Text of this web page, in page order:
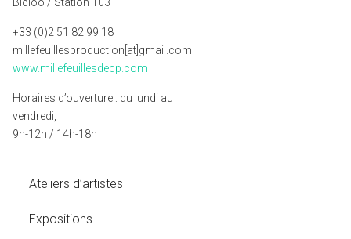
Bicloo / Station 103
+33 (0)2 51 82 99 18
millefeuillesproduction[at]gmail.com
www.millefeuillesdecp.com
Horaires d’ouverture : du lundi au
vendredi,
9h-12h / 14h-18h
Ateliers d’artistes
Expositions